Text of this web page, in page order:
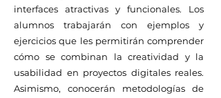
interfaces atractivas y funcionales. Los
alumnos trabajarán con ejemplos y
ejercicios que les permitirán comprender
cómo se combinan la creatividad y la
usabilidad en proyectos digitales reales.
Asimismo, conocerán metodologías de